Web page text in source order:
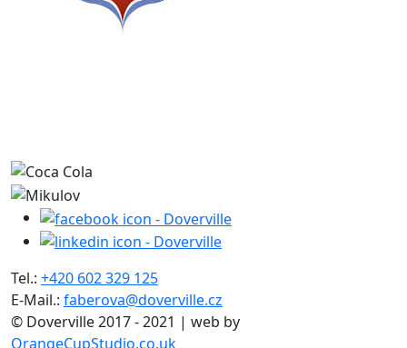
Tel.: +420 602 329 125
E-Mail.: faberova@doverville.cz
© Doverville 2017 - 2021 | web by
OrangeCupStudio.co.uk